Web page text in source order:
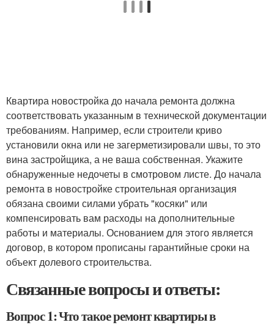
Квартира новостройка до начала ремонта должна
соответствовать указанным в технической документации
требованиям. Например, если строители криво
установили окна или не загерметизировали швы, то это
вина застройщика, а не ваша собственная. Укажите
обнаруженные недочеты в смотровом листе. До начала
ремонта в новостройке строительная организация
обязана своими силами убрать "косяки" или
компенсировать вам расходы на дополнительные
работы и материалы. Основанием для этого является
договор, в котором прописаны гарантийные сроки на
объект долевого строительства.
Связанные вопросы и ответы:
Вопрос 1: Что такое ремонт квартиры в